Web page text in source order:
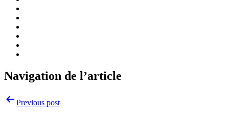
Navigation de l’article
Previous post